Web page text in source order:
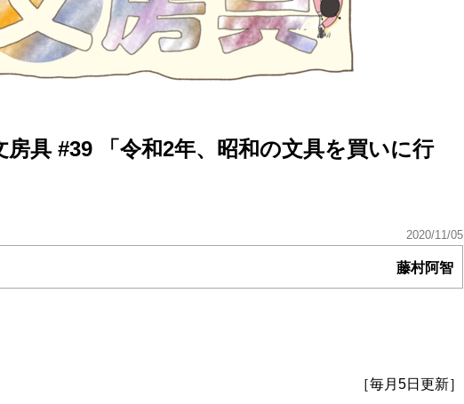
房具 #39 「令和2年、昭和の文具を買いに行
2020/11/05
藤村阿智
［毎月5日更新］